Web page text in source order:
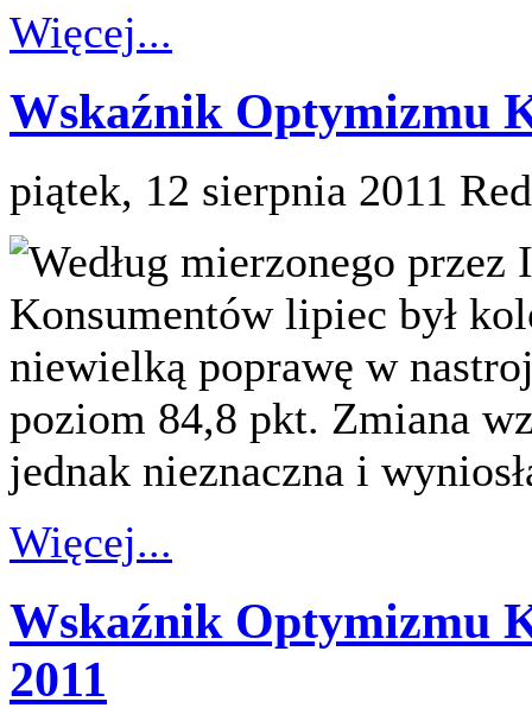
Więcej...
Wskaźnik Optymizmu
piątek, 12 sierpnia 2011
Według mierzonego
Konsumentów lipiec był
niewielką poprawę w
poziom 84,8 pkt. Zmiana
jednak nieznaczna i
Więcej...
Wskaźnik Optymizmu
2011